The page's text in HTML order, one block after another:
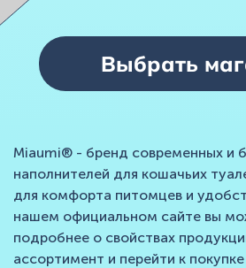
Выбрать
Miaumi® - бренд современных и
наполнителей для кошачьих
для комфорта питомцев и
нашем официальном сайте вы
подробнее о свойствах
ассортимент и перейти к